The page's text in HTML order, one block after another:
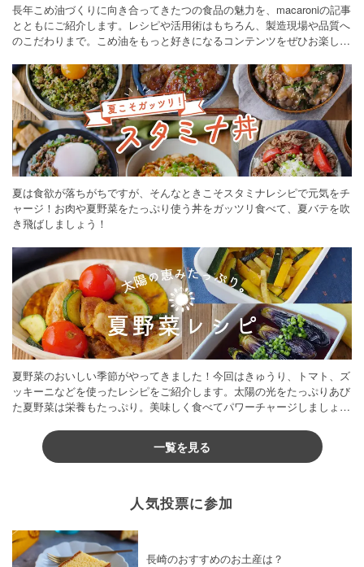
長年こめ油づくりに向き合ってきたつの食品の魅力を、macaroniの記事
とともにご紹介します。レシピや活用術はもちろん、製造現場や品質へ
のこだわりまで。こめ油をもっと好きになるコンテンツをぜひお楽しみ
夏は食欲が落ちがちですが、そんなときこそスタミナレシピで元気をチ
ャージ！お肉や夏野菜をたっぷり使う丼をガッツリ食べて、夏バテを吹
き飛ばしましょう！
夏野菜のおいしい季節がやってきました！今回はきゅうり、トマト、ズ
ッキーニなどを使ったレシピをご紹介します。太陽の光をたっぷりあび
た夏野菜は栄養もたっぷり。美味しく食べてパワーチャージしましょう
一覧を見る
人気投票に参加
長崎のおすすめのお土産は？